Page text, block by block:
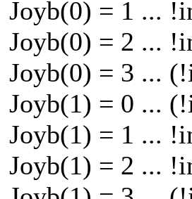
Joyb(0) = 1 ...
Joyb(0) = 2 ...
Joyb(0) = 3 ...
Joyb(1) = 0 ...
Joyb(1) = 1 ...
Joyb(1) = 2 ...